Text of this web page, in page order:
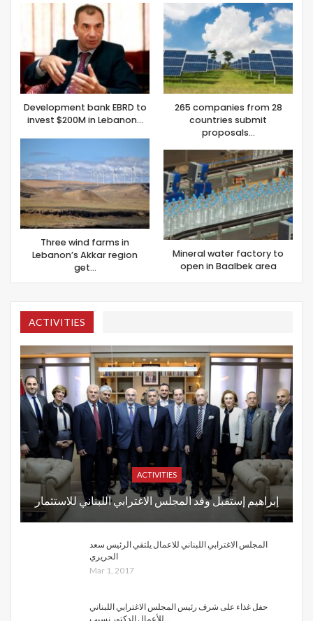
Development bank EBRD to
invest $200M in Lebanon…
Three wind farms in
Lebanon’s Akkar region
get…
265 companies from 28
countries submit
proposals…
Mineral water factory to
open in Baalbek area
ACTIVITIES
ACTIVITIES
إبراهيم إستقبل وفد المجلس الاغترابي اللبناني للاستثمار
المجلس الاغترابي اللبناني للاعمال يلتقي الرئيس سعد
الحريري
Mar 1, 2017
حفل غذاء على شرف رئيس المجلس الاغترابي اللبناني